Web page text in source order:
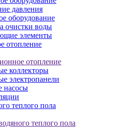
давления
оборудование
очистки воды
элементы
отопление
отопление
коллекторы
электропанели
насосы
теплого пола
теплого пола